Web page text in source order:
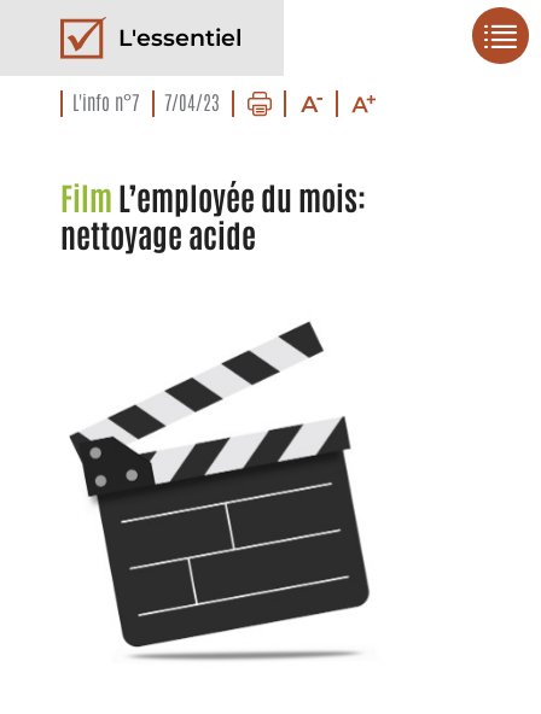
L'essentiel
L'info n°7 7/04/23
Film L’employée du mois:
nettoyage acide